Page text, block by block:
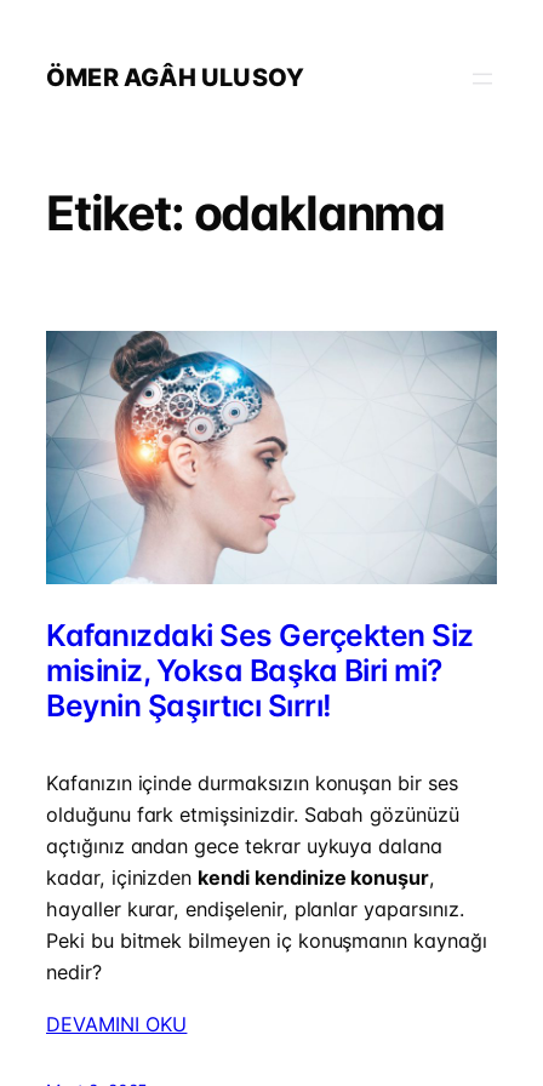
ÖMER AGÂH ULUSOY
Etiket: odaklanma
Kafanızdaki Ses Gerçekten Siz
misiniz, Yoksa Başka Biri mi?
Beynin Şaşırtıcı Sırrı!
Kafanızın içinde durmaksızın konuşan bir ses
olduğunu fark etmişsinizdir. Sabah gözünüzü
açtığınız andan gece tekrar uykuya dalana
kadar, içinizden kendi kendinize konuşur,
hayaller kurar, endişelenir, planlar yaparsınız.
Peki bu bitmek bilmeyen iç konuşmanın kaynağı
nedir?
DEVAMINI OKU